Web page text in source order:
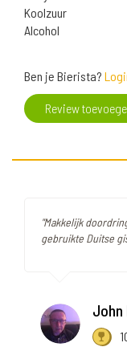
Koolzuur
Alcohol
Ben je Bierista?
Review
"Makkelijk
gebruikte Duitse